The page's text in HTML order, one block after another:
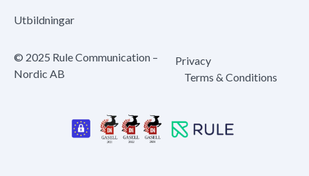
Utbildningar
© 2025 Rule Communication –
Nordic AB
Privacy
Terms & Conditions